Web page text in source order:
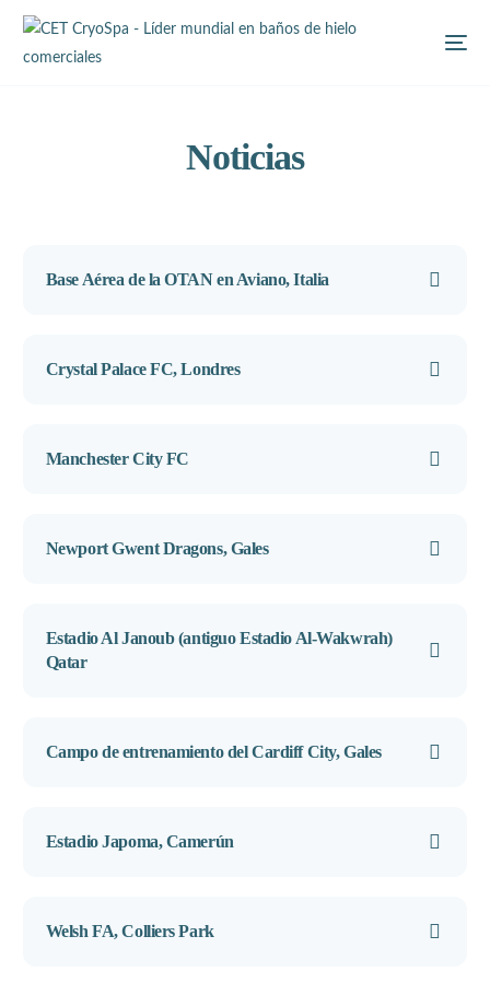
Noticias
Base Aérea de la OTAN en Aviano, Italia
Crystal Palace FC, Londres
Manchester City FC
Newport Gwent Dragons, Gales
Estadio Al Janoub (antiguo Estadio Al-Wakwrah)
Qatar
Campo de entrenamiento del Cardiff City, Gales
Estadio Japoma, Camerún
Welsh FA, Colliers Park